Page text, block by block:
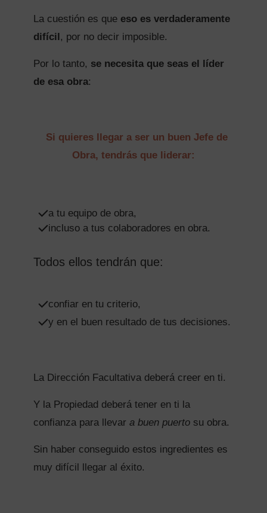
La cuestión es que eso es verdaderamente
difícil, por no decir imposible.
Por lo tanto, se necesita que seas el líder
de esa obra:
Si quieres llegar a ser un buen Jefe de
Obra, tendrás que liderar:
a tu equipo de obra,
incluso a tus colaboradores en obra.
Todos ellos tendrán que:
confiar en tu criterio,
y en el buen resultado de tus decisiones.
La Dirección Facultativa deberá creer en ti.
Y la Propiedad deberá tener en ti la
confianza para llevar a buen puertosu obra.
Sin haber conseguido estos ingredientes es
muy difícil llegar al éxito.